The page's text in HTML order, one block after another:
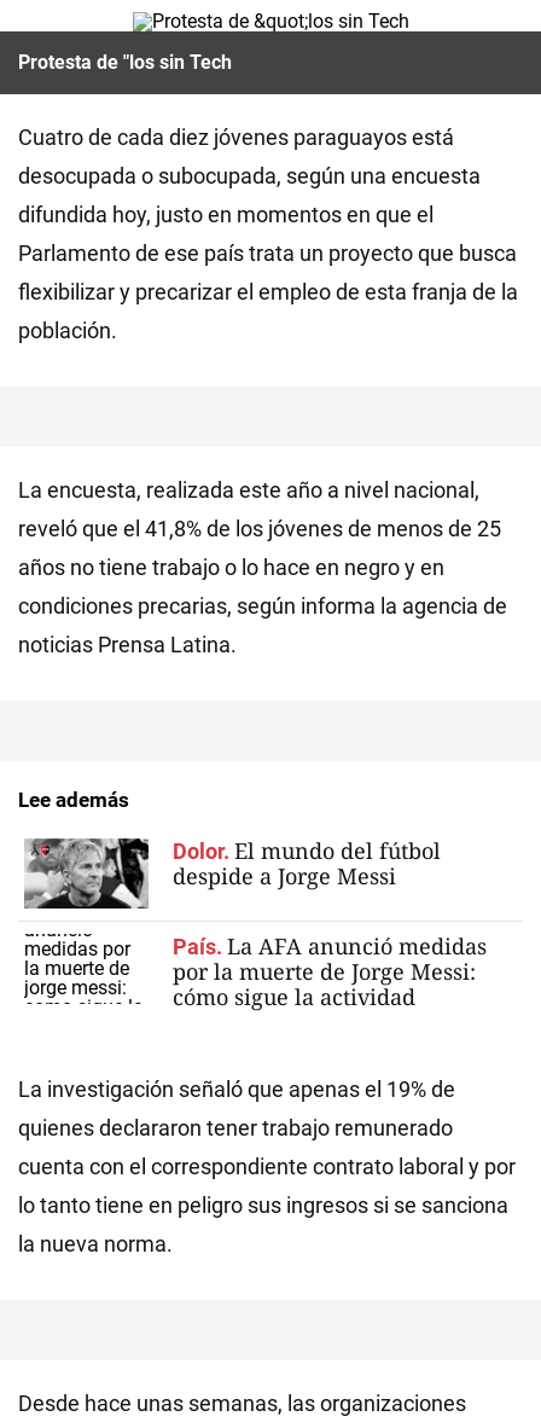
Protesta de "los sin Tech
Cuatro de cada diez jóvenes paraguayos está
desocupada o subocupada, según una encuesta
difundida hoy, justo en momentos en que el
Parlamento de ese país trata un proyecto que busca
flexibilizar y precarizar el empleo de esta franja de la
población.
La encuesta, realizada este año a nivel nacional,
reveló que el 41,8% de los jóvenes de menos de 25
años no tiene trabajo o lo hace en negro y en
condiciones precarias, según informa la agencia de
noticias Prensa Latina.
Lee además
Dolor. El mundo del fútbol
despide a Jorge Messi
País. La AFA anunció medidas
por la muerte de Jorge Messi:
cómo sigue la actividad
La investigación señaló que apenas el 19% de
quienes declararon tener trabajo remunerado
cuenta con el correspondiente contrato laboral y por
lo tanto tiene en peligro sus ingresos si se sanciona
la nueva norma.
Desde hace unas semanas, las organizaciones